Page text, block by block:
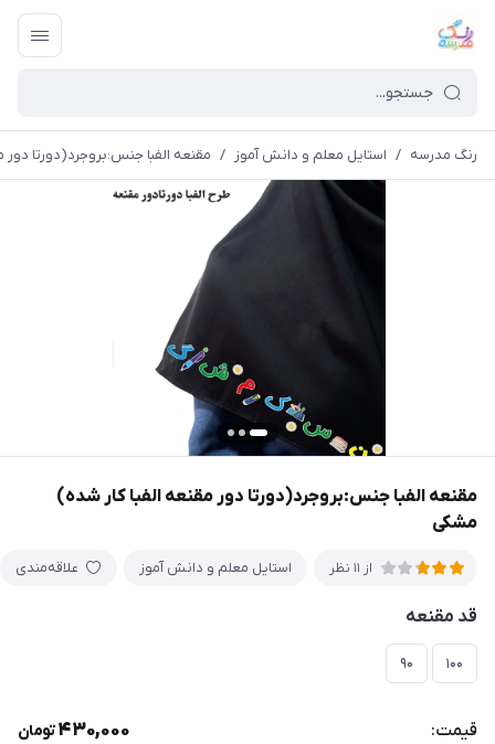
رنگ مدرسه / استایل معلم و دانش آموز / مقنعه الفبا جنس:بروجرد(دورتا
مقنعه الفبا جنس:بروجرد(دورتا دور مقنعه الفبا کار شده)
مشکی
از 11 نظر استایل معلم و دانش آموز علاقه‌مندی
قد مقنعه
۱۰۰ ۹۰
قیمت: 430,000تومان